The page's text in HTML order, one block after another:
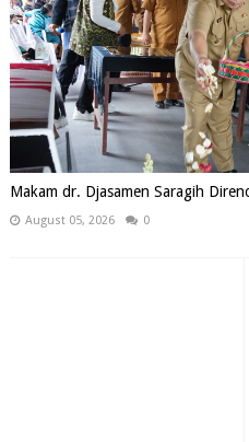
Makam dr. Djasamen Saragih
August 05, 2026 0